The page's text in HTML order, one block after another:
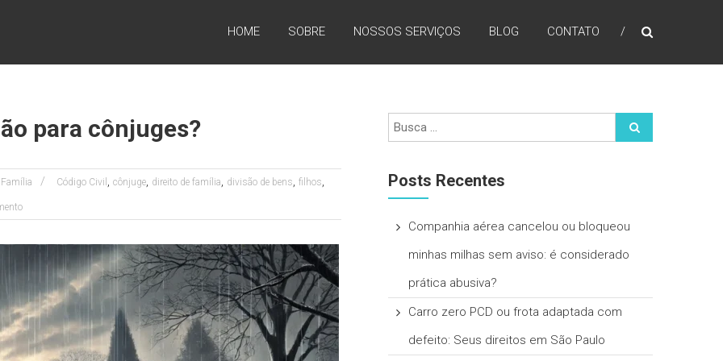
HOME SOBRE NOSSOS SERVIÇOS BLOG CONTATO
para cônjuges?
Família Código Civil , cônjuge, direito de família, divisão de bens, filhos, Posts Recentes
Companhia aérea cancelou ou bloqueou
minhas milhas sem aviso: é considerado
prática abusiva?
Carro zero PCD ou frota adaptada com
defeito: Seus direitos em São Paulo